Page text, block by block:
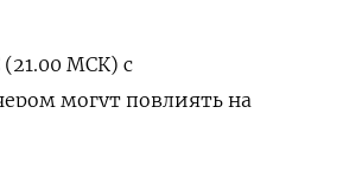
МСК) с
могут повлиять на